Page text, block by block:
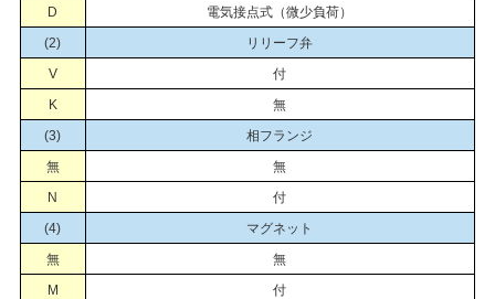
D
電気接点式（微少負荷）
(2)
リリーフ弁
V
付
K
無
(3)
相フランジ
無
無
N
付
(4)
マグネット
無
無
M
付